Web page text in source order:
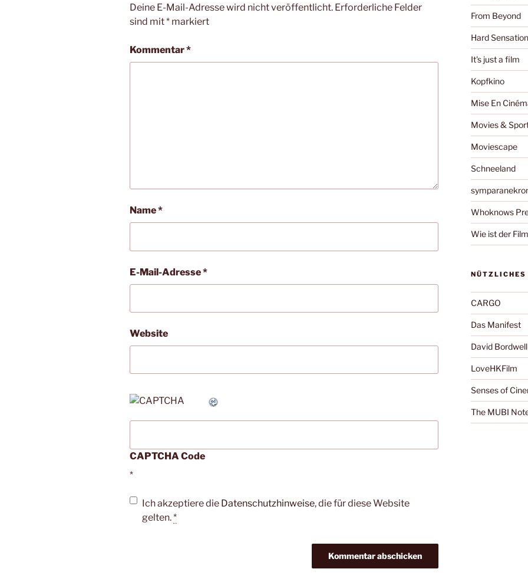
Deine E-Mail-Adresse wird nicht veröffentlicht. Erforderliche Felder
sind mit* markiert
Kommentar*
Name*
E-Mail-Adresse*
Website
CAPTCHA Code
*
Ich akzeptiere die Datenschutzhinweise, die für diese Website
gelten.*
From Beyond
Hard
It's just a film
Kopfkino
Mise En
Movies &
Moviescape
Schneeland
Whoknows
Wie ist der
NÜTZLICHES
CARGO
Das Manifest
David Bordwell
LoveHKFilm
Senses of
The MUBI